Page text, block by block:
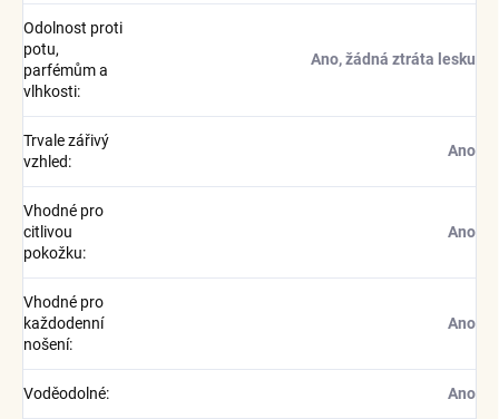
Odolnost proti
potu,
parfémům a
vlhkosti:
Ano, žádná ztráta lesku
Trvale zářivý
vzhled:
Ano
Vhodné pro
citlivou
pokožku:
Ano
Vhodné pro
každodenní
nošení:
Ano
Voděodolné: Ano